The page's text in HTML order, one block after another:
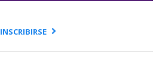
INSCRIBIRSE